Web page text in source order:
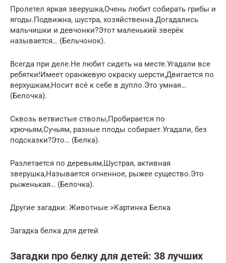
Пролетел яркая зверушка,Очень любит собирать грибы и
ягоды.Подвижна, шустра, хозяйственна.Догадались
мальчишки и девчонки?Этот маленький зверёк
называется… (Бельчонок).
Всегда при деле.Не любит сидеть на месте.Угадали все
ребятки!Имеет оранжевую окраску шерсти,Двигается по
верхушкам,Носит всё к себе в дупло.Это умная…
(Белочка).
Сквозь ветвистые стволы,Пробирается по
крючьям,Сучьям, разные плоды собирает.Угадали, без
подсказки?Это… (Белка).
Разлетается по деревьям,Шустрая, активная
зверушка,Называется огненное, рыжее существо.Это
рыженькая… (Белочка).
Другие загадки: Животные >Картинка Белка
Загадка белка для детей
Загадки про белку для детей: 38 лучших